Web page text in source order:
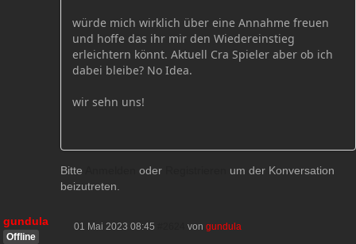
würde mich wirklich über eine Annahme freuen
und hoffe das ihr mir den Wiedereinstieg
erleichtern könnt. Aktuell Cra Spieler aber ob ich
dabei bleibe? No Idea.
wir sehn uns!
Bitte oder
um der Konversation
beizutreten.
gundula
Offline
01 Mai 2023 08:45 vongundula